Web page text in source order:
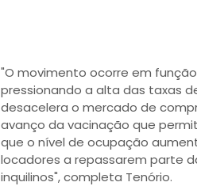
"O movimento ocorre em
pressionando a alta das taxas
desacelera o mercado de
avanço da vacinação que
que o nível de ocupação
locadores a repassarem parte
inquilinos", completa Tenório.